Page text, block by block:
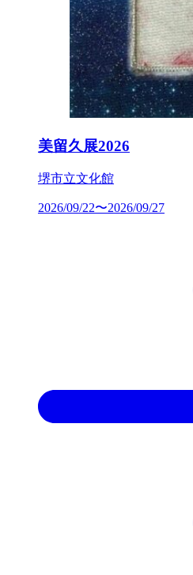
美留久展2026
堺市立文化館
2026/09/22〜2026/09/27